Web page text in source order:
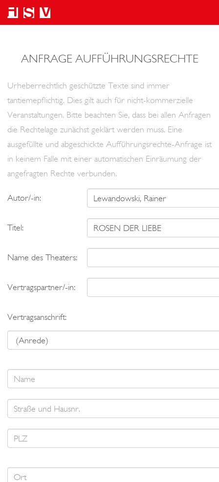
ANFRAGE AUFFÜHRUNGSRECHTE
Urheberrechtlich geschützte Texte sind immer
tantiemepflichtig. Dies gilt auch für nicht-kommerzielle
Veranstaltungen. Bitte beachten Sie, dass bei allen Anfragen
die Rechtelage zunächst geklärt werden muss. Eine
ausgefüllte und abgeschickte Aufführungsrechte-Anfrage ist
in keinem Falle mit einer automatischen Einräumung der
angefragten Rechte verbunden.
Autor/-in:
Titel:
Name des Theaters:
Vertragspartner/-in:
Vertragsanschrift: